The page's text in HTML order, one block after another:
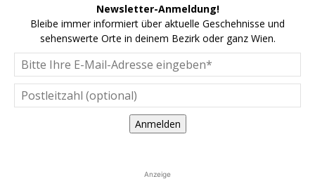
Newsletter-Anmeldung!
Bleibe immer informiert über aktuelle Geschehnisse und
sehenswerte Orte in deinem Bezirk oder ganz Wien.
Anmelden
Anzeige